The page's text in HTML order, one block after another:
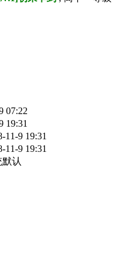
07:22
19:31
11-9 19:31
11-9 19:31
认